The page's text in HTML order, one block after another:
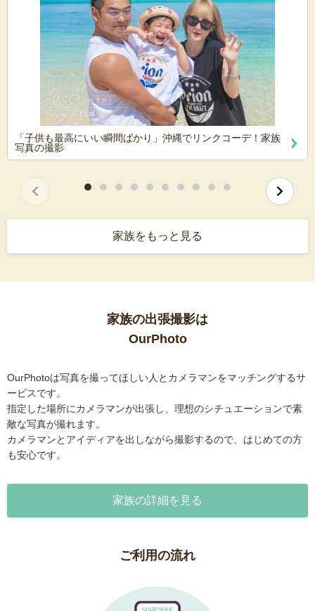
「子供も最高にいい瞬間ばかり」沖縄でリンクコーデ！家族
写真の撮影
家族をもっと見る
家族の出張撮影は
OurPhoto
OurPhotoは写真を撮ってほしい人とカメラマンをマッチングするサ
ービスです。
指定した場所にカメラマンが出張し、理想のシチュエーションで素
敵な写真が撮れます。
カメラマンとアイディアを出しながら撮影するので、はじめての方
も安心です。
家族の詳細を見る
ご利用の流れ